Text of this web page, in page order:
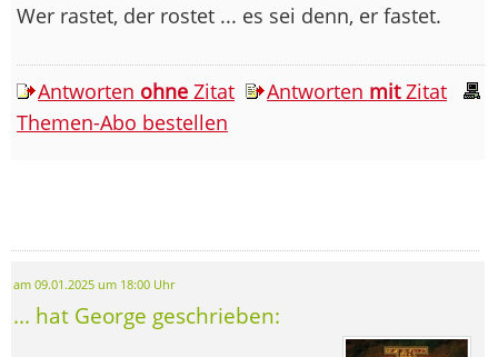
Wer rastet, der rostet ... es sei denn, er fastet.
Antworten ohne Zitat Antworten mitZitat
Themen-Abo bestellen
am 09.01.2025 um 18:00 Uhr
... hat George geschrieben: